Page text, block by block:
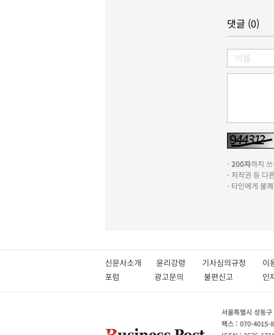
댓글 (0)
-200자까지
- 저작권 등 다
- 타인에게 불
신문사소개 윤리강령 기사심의규정 이
포럼
광고문의 불편신고
서울특별시 성동
팩스 : 070-4015-